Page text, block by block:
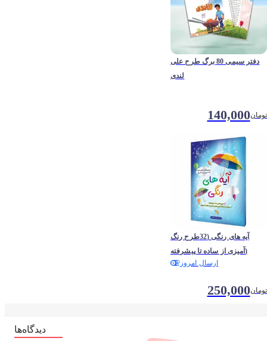
دفتر سیمی 80 برگ طرح علی
لندی
140,000تومان
آیه های رنگی (32طرح رنگ
آمیزی از ساده تا پیشرفته)
ارسال امروز
250,000تومان
دیدگاه‌ها